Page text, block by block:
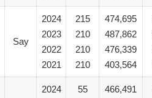
Say
2024
2023
2022
2021
215
210
210
210
474,695
487,862
476,339
403,564
2024
55
466,491